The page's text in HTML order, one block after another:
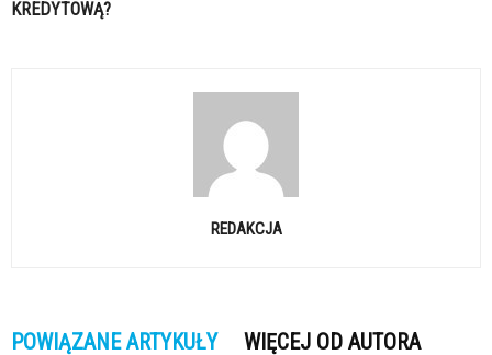
KREDYTOWĄ?
REDAKCJA
POWIĄZANE ARTYKUŁY WIĘCEJ OD AUTORA